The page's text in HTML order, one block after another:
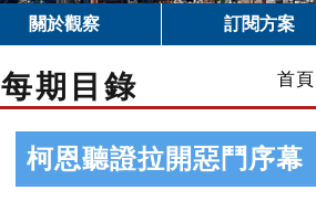
關於觀察 訂閱方案
每期目錄 首頁
柯恩聽證拉開惡鬥序幕